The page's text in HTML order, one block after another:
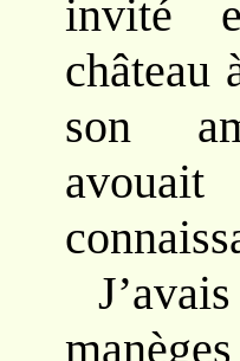
invité
château
son